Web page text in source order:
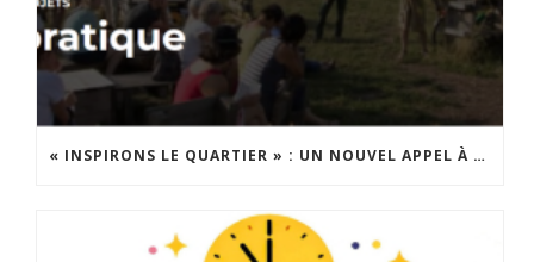
« INSPIRONS LE QUARTIER » : UN NOUVEL APPEL À PROJETS EST LANCÉ !